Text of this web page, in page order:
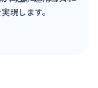
現します。